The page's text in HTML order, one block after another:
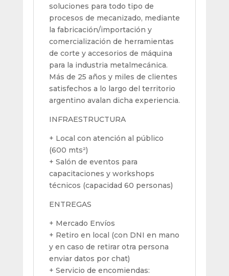
soluciones para todo tipo de
procesos de mecanizado, mediante
la fabricación/importación y
comercialización de herramientas
de corte y accesorios de máquina
para la industria metalmecánica.
Más de 25 años y miles de clientes
satisfechos a lo largo del territorio
argentino avalan dicha experiencia.
INFRAESTRUCTURA
+ Local con atención al público
(600 mts²)
+ Salón de eventos para
capacitaciones y workshops
técnicos (capacidad 60 personas)
ENTREGAS
+ Mercado Envíos
+ Retiro en local (con DNI en mano
y en caso de retirar otra persona
enviar datos por chat)
+ Servicio de encomiendas: